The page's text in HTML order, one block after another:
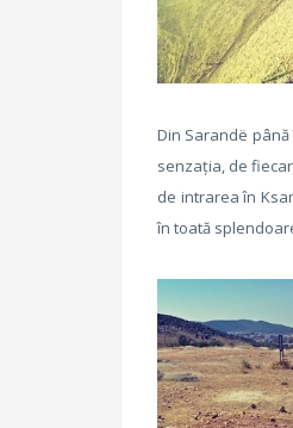
Din Sarandë
senzația, de
de intrarea în
în toată